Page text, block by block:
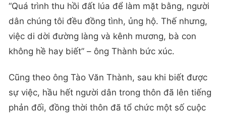
“Quá trình thu hồi đất lúa để làm mặt bằng, người
dân chúng tôi đều đồng tình, ủng hộ. Thế nhưng,
việc di dời đường làng và kênh mương, bà con
không hề hay biết” – ông Thành bức xúc.
Cũng theo ông Tào Văn Thành, sau khi biết được
sự việc, hầu hết người dân trong thôn đã lên tiếng
phản đối, đồng thời thôn đã tổ chức một số cuộc